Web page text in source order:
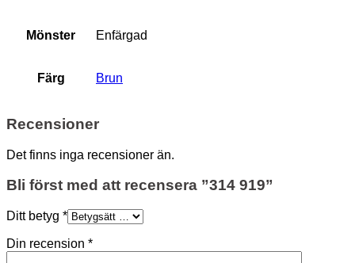
Mönster Enfärgad
Färg Brun
Recensioner
Det finns inga recensioner än.
Bli först med att recensera ”314 919”
Ditt betyg *
Din recension *